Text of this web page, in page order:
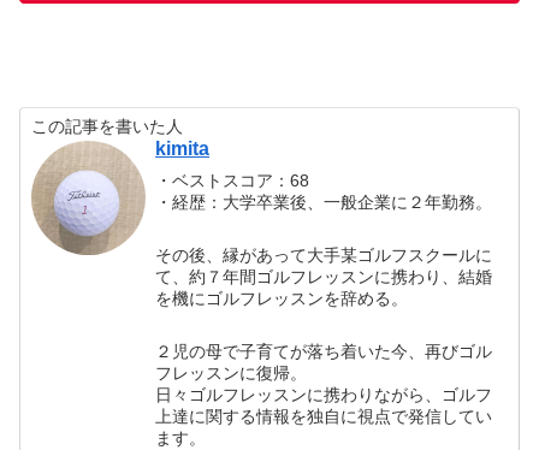
この記事を書いた人
kimita
・ベストスコア：68
・経歴：大学卒業後、一般企業に２年勤務。
その後、縁があって大手某ゴルフスクールに
て、約７年間ゴルフレッスンに携わり、結婚
を機にゴルフレッスンを辞める。
２児の母で子育てが落ち着いた今、再びゴル
フレッスンに復帰。
日々ゴルフレッスンに携わりながら、ゴルフ
上達に関する情報を独自に視点で発信してい
ます。